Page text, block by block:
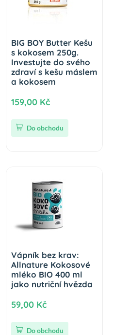
BIG BOY Butter Kešu
s kokosem 250g.
Investujte do svého
zdraví s kešu máslem
a kokosem
159,00 Kč
Do obchodu
Vápník bez krav:
Allnature Kokosové
mléko BIO 400 ml
jako nutriční hvězda
59,00 Kč
Do obchodu